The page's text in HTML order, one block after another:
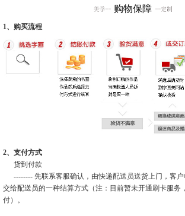
购物保障
1、购买流程
2、支付方式
货到付款
-------- 先联系客服确认，由快递配送员送货上门，客户
交给配送员的一种结算方式（注：目前暂未开通刷卡服务
付）。